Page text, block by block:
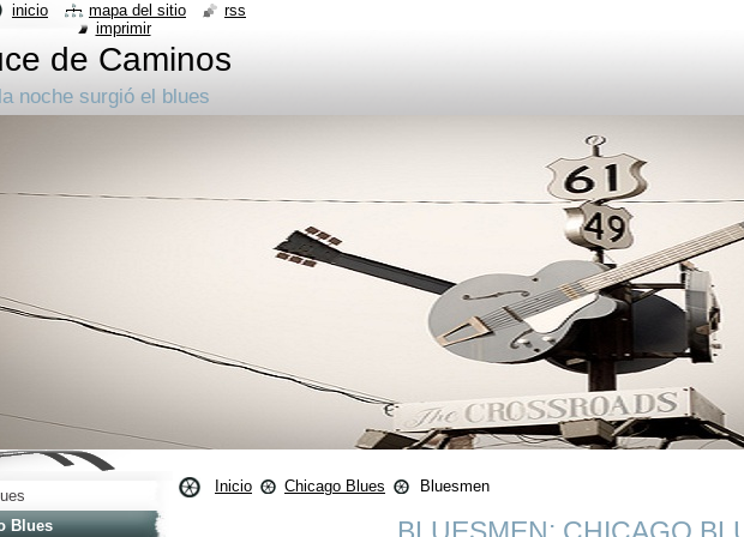
de Caminos
noche surgió el blues
Inicio Chicago Blues Bluesmen
Blues
inicio mapa del sitio
rss
imprimir